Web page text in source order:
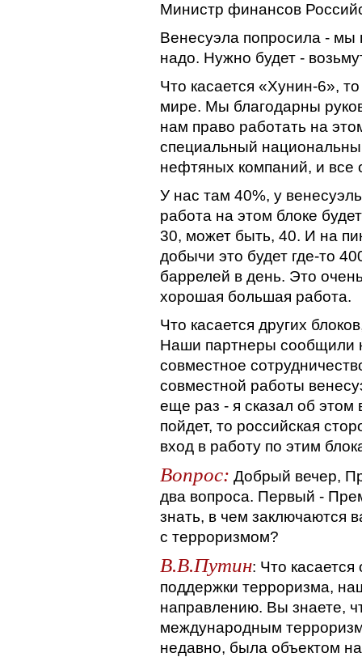
Министр финансов
Венесуэла попросила - мы
надо. Нужно будет -
Что касается «Хунин-6»,
мире. Мы благодарны
нам право работать на
специальный
нефтяных компаний, и все
У нас там 40%, у
работа на этом блоке
30, может быть, 40. И на
добычи это будет где-то
баррелей в день. Это
хорошая большая работа.
Что касается других
Наши партнеры сообщили
совместное
совместной работы
еще раз - я сказал об этом
пойдет, то российская
вход в работу по этим
Вопрос: Добрый вечер,
два вопроса. Первый -
знать, в чем заключаются
с терроризмом?
В.В.Путин: Что
поддержки терроризма,
направлению. Вы знаете,
международным
недавно, была объектом